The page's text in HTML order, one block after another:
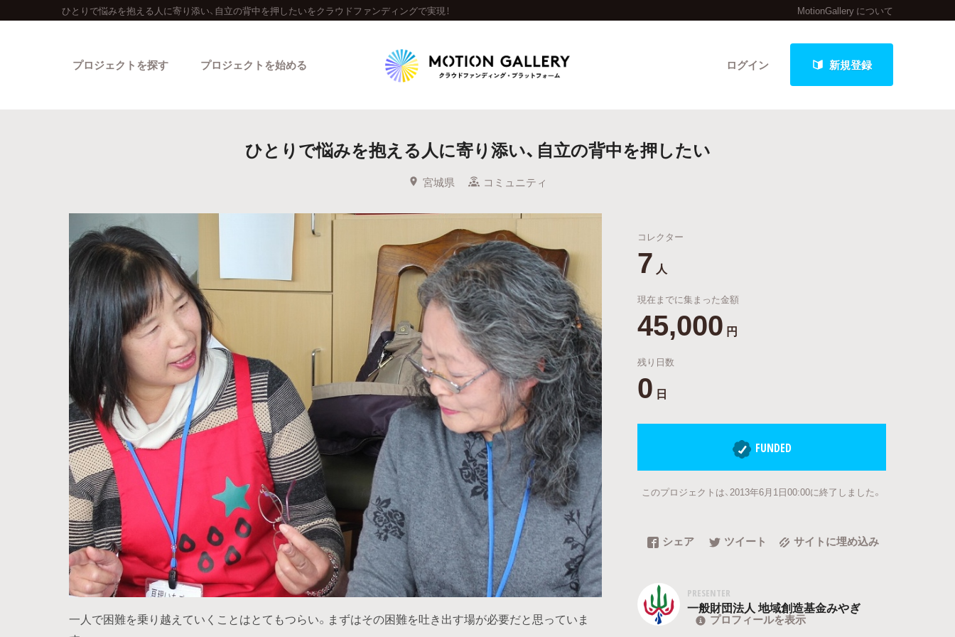
ひとりで悩みを抱える人に寄り添い、自立の背中を押したいをクラウドファンディングで実現！ MotionGallery について
ログイン 新規登録
プロジェクトを探す
人気のプロジェクト 新着プロジェクト 終了間近のプロジェクト
Feature
カテゴリーから探す キュレーターから探す 最新進捗報告から探す
Legendary
最新達成プロジェクト 調達額が大きいプロジェクト
プロジェクトを始める
ひとりで悩みを抱える人に寄り添い、自立の背中を押したい
宮城県 コミュニティ
一人で困難を乗り越えていくことはとてもつらい。まずはその困難を吐き出す場が必要だと思っていま
コレクター
7 人
現在までに集まった金額
45,000 円
残り日数
0 日
FUNDED
このプロジェクトは、2013年6月1日00:00に終了しました。
シェア ツイート サイトに埋め込み
PRESENTER
一般財団法人 地域創造基金みやぎ
プロフィールを表示